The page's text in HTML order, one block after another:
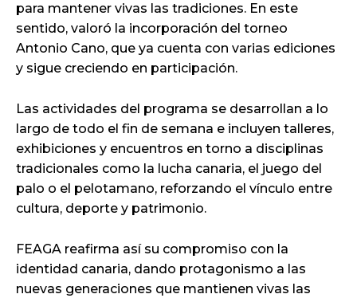
para mantener vivas las tradiciones. En este
sentido, valoró la incorporación del torneo
Antonio Cano, que ya cuenta con varias ediciones
y sigue creciendo en participación.
Las actividades del programa se desarrollan a lo
largo de todo el fin de semana e incluyen talleres,
exhibiciones y encuentros en torno a disciplinas
tradicionales como la lucha canaria, el juego del
palo o el pelotamano, reforzando el vínculo entre
cultura, deporte y patrimonio.
FEAGA reafirma así su compromiso con la
identidad canaria, dando protagonismo a las
nuevas generaciones que mantienen vivas las